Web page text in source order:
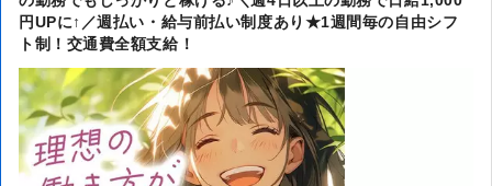
円UPに↑／週払い・給与前払い制度あり★1週間毎の自由シフ
ト制！交通費全額支給！